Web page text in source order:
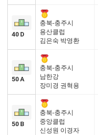
40 D
충북-충주시
용산클럽
김은숙 박영환
50 A
충북-충주시
남한강
장미경 권혁용
50 B
충북-충주시
중앙클럽
신성원 이경자